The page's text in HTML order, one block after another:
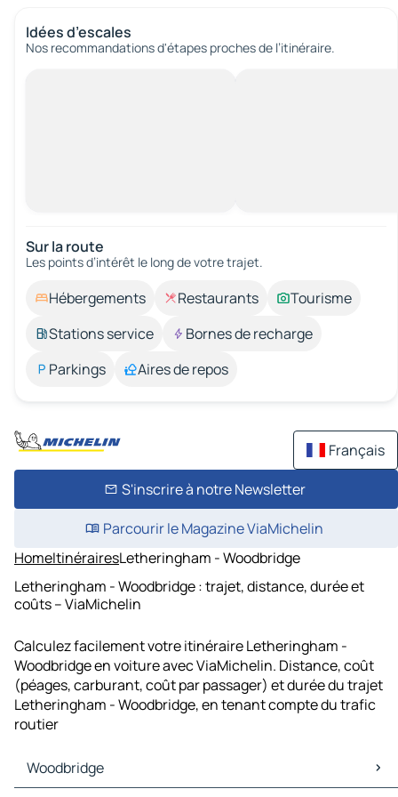
Idées d’escales
Nos recommandations d'étapes proches de l’itinéraire.
Sur la route
Les points d’intérêt le long de votre trajet.
Hébergements Restaurants
Tourisme
Stations service
Bornes de recharge
Parkings
Aires de repos
Français
S'inscrire à notre Newsletter
Parcourir le Magazine ViaMichelin
HomeItinérairesLetheringham - Woodbridge
Letheringham - Woodbridge : trajet, distance, durée et
coûts – ViaMichelin
Calculez facilement votre itinéraire Letheringham -
Woodbridge en voiture avec ViaMichelin. Distance, coût
(péages, carburant, coût par passager) et durée du trajet
Letheringham - Woodbridge, en tenant compte du trafic
routier
Woodbridge